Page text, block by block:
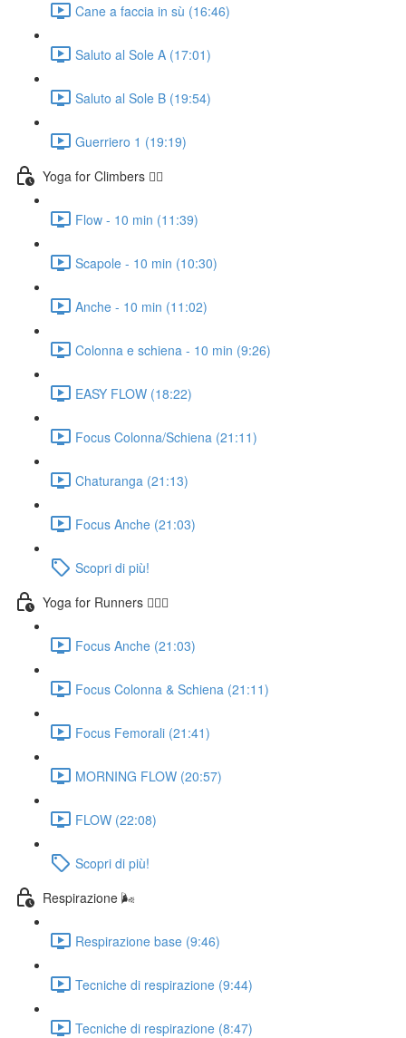
Cane a faccia in sù (16:46)
Saluto al Sole A (17:01)
Saluto al Sole B (19:54)
Guerriero 1 (19:19)
Yoga for Climbers 🧗‍♀️
Flow - 10 min (11:39)
Scapole - 10 min (10:30)
Anche - 10 min (11:02)
Colonna e schiena - 10 min (9:26)
EASY FLOW (18:22)
Focus Colonna/Schiena (21:11)
Chaturanga (21:13)
Focus Anche (21:03)
Scopri di più!
Yoga for Runners 🏃🏼‍♀️
Focus Anche (21:03)
Focus Colonna & Schiena (21:11)
Focus Femorali (21:41)
MORNING FLOW (20:57)
FLOW (22:08)
Scopri di più!
Respirazione 🌬️
Respirazione base (9:46)
Tecniche di respirazione (9:44)
Tecniche di respirazione (8:47)